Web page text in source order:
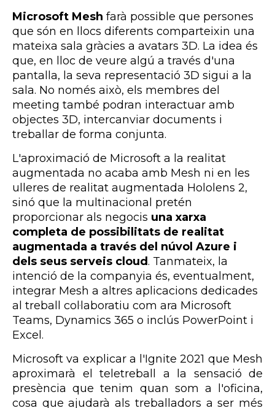
Microsoft Mesh farà possible que persones
que són en llocs diferents comparteixin una
mateixa sala gràcies a avatars 3D. La idea és
que, en lloc de veure algú a través d'una
pantalla, la seva representació 3D sigui a la
sala. No només això, els membres del
meeting també podran interactuar amb
objectes 3D, intercanviar documents i
treballar de forma conjunta.
L'aproximació de Microsoft a la realitat
augmentada no acaba amb Mesh ni en les
ulleres de realitat augmentada Hololens 2,
sinó que la multinacional pretén
proporcionar als negocis una xarxa
completa de possibilitats de realitat
augmentada a través del núvol Azure i
dels seus serveis cloud. Tanmateix, la
intenció de la companyia és, eventualment,
integrar Mesh a altres aplicacions dedicades
al treball col·laboratiu com ara Microsoft
Teams, Dynamics 365 o inclús PowerPoint i
Excel.
Microsoft va explicar a l'Ignite 2021 que Mesh
aproximarà el teletreball a la sensació de
presència que tenim quan som a l'oficina,
cosa que ajudarà als treballadors a ser més